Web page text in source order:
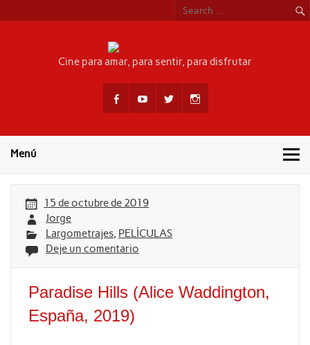
content
Cine para amar, para sentir, para disfrutar
Menú
15 de octubre de 2019
Jorge
Largometrajes, PELÍCULAS
Deje un comentario
Paradise Hills (Alice Waddington,
España, 2019)